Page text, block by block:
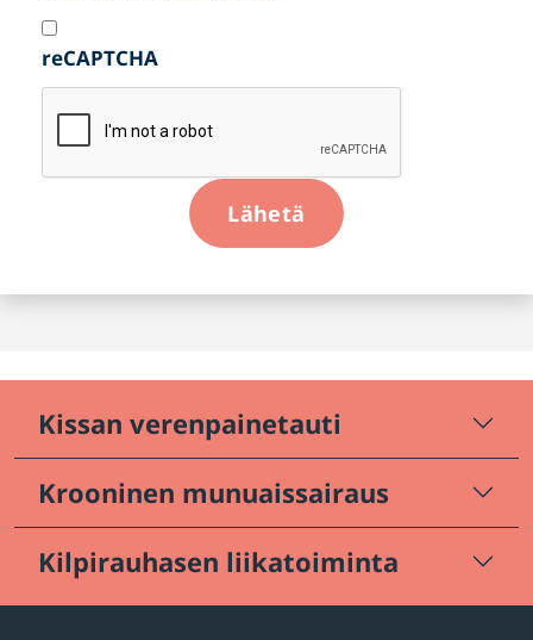
reCAPTCHA
Lähetä
Kissan verenpainetauti
Krooninen munuaissairaus
Kilpirauhasen liikatoiminta